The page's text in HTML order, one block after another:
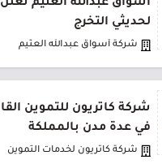
أسواق عبدالله العثيم
لحديثي التخرج
شركة أسواق عبدالله العثيم
في عدة مدن بالمملكة
شركة كاتريون لخدمات التموين